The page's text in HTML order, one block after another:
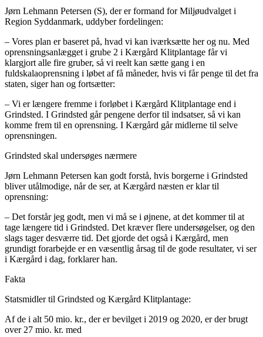
Jørn Lehmann Petersen (S), der er formand for Miljøudvalget i
Region Syddanmark, uddyber fordelingen:
– Vores plan er baseret på, hvad vi kan iværksætte her og nu. Med
oprensningsanlægget i grube 2 i Kærgård Klitplantage får vi
klargjort alle fire gruber, så vi reelt kan sætte gang i en
fuldskalaoprensning i løbet af få måneder, hvis vi får penge til det fra
staten, siger han og fortsætter:
– Vi er længere fremme i forløbet i Kærgård Klitplantage end i
Grindsted. I Grindsted går pengene derfor til indsatser, så vi kan
komme frem til en oprensning. I Kærgård går midlerne til selve
oprensningen.
Grindsted skal undersøges nærmere
Jørn Lehmann Petersen kan godt forstå, hvis borgerne i Grindsted
bliver utålmodige, når de ser, at Kærgård næsten er klar til
oprensning:
– Det forstår jeg godt, men vi må se i øjnene, at det kommer til at
tage længere tid i Grindsted. Det kræver flere undersøgelser, og den
slags tager desværre tid. Det gjorde det også i Kærgård, men
grundigt forarbejde er en væsentlig årsag til de gode resultater, vi ser
i Kærgård i dag, forklarer han.
Fakta
Statsmidler til Grindsted og Kærgård Klitplantage:
Af de i alt 50 mio. kr., der er bevilget i 2019 og 2020, er der brugt
over 27 mio. kr. med